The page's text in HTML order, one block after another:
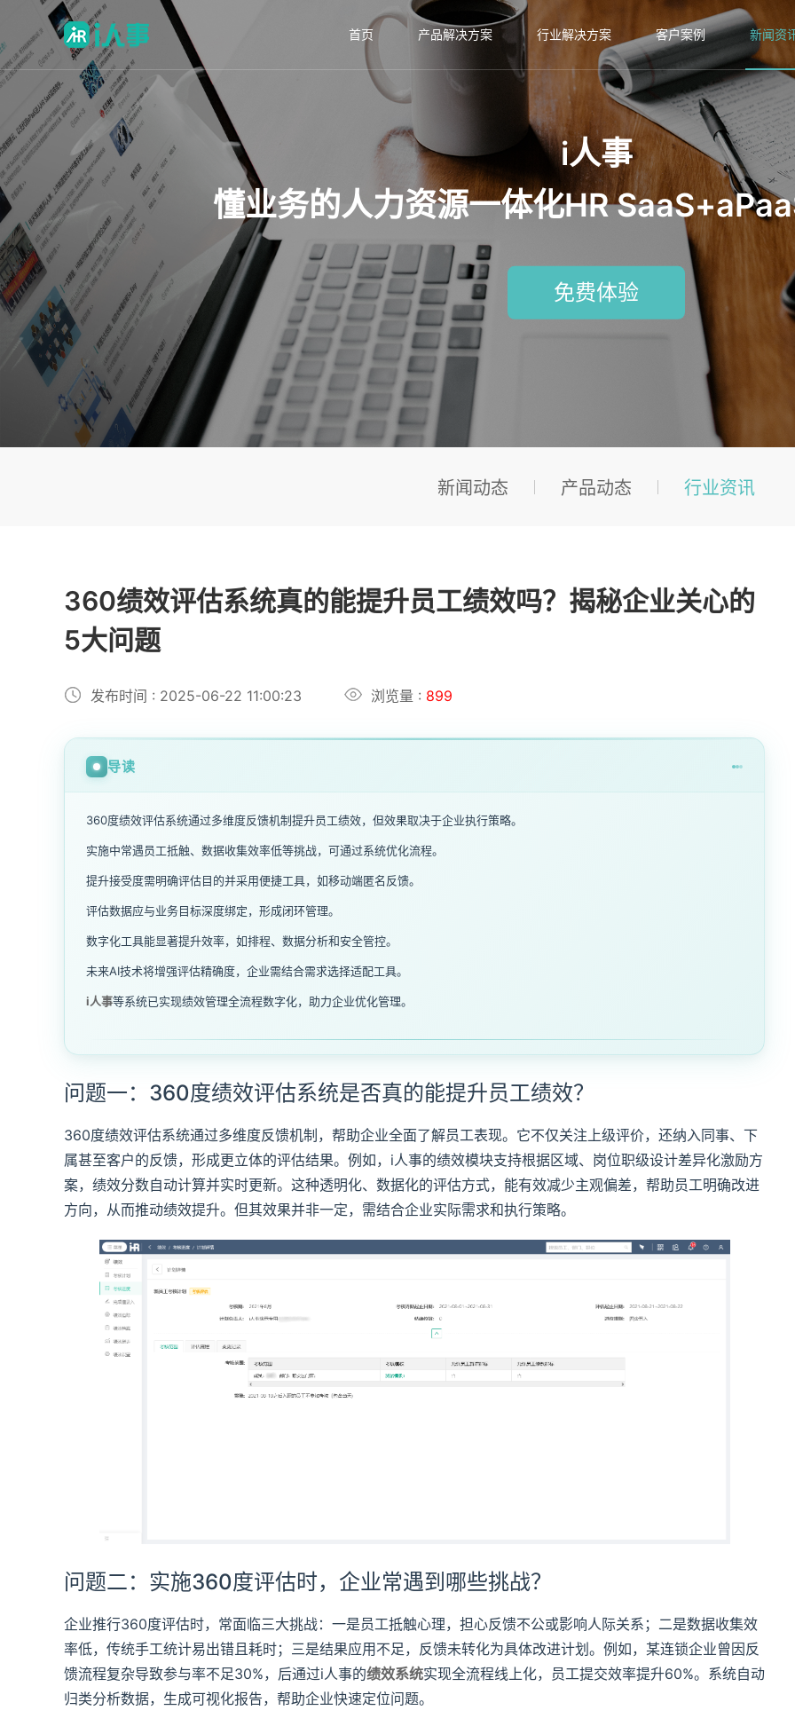
首页 产品解决方案 行业解决方案 客户案例 新闻资
i人事
懂业务的人力资源一体化HR
免费体验
新闻动态 产品动态 行业资讯
360绩效评估系统真的能提升员工绩效吗？揭秘企业关心的
5大问题
发布时间 : 2025-06-22 11:00:23 浏览量 : 899
导读
360度绩效评估系统通过多维度反馈机制提升员工绩效，但效果取决于企业执行策略。
实施中常遇员工抵触、数据收集效率低等挑战，可通过系统优化流程。
提升接受度需明确评估目的并采用便捷工具，如移动端匿名反馈。
评估数据应与业务目标深度绑定，形成闭环管理。
数字化工具能显著提升效率，如排程、数据分析和安全管控。
未来AI技术将增强评估精确度，企业需结合需求选择适配工具。
i人事等系统已实现绩效管理全流程数字化，助力企业优化管理。
问题一：360度绩效评估系统是否真的能提升员工绩效？
360度绩效评估系统通过多维度反馈机制，帮助企业全面了解员工表现。它不仅关注上级评价，还纳入同事、下
属甚至客户的反馈，形成更立体的评估结果。例如，i人事的绩效模块支持根据区域、岗位职级设计差异化激励方
案，绩效分数自动计算并实时更新。这种透明化、数据化的评估方式，能有效减少主观偏差，帮助员工明确改进
方向，从而推动绩效提升。但其效果并非一定，需结合企业实际需求和执行策略。
问题二：实施360度评估时，企业常遇到哪些挑战？
企业推行360度评估时，常面临三大挑战：一是员工抵触心理，担心反馈不公或影响人际关系；二是数据收集效
率低，传统手工统计易出错且耗时；三是结果应用不足，反馈未转化为具体改进计划。例如，某连锁企业曾因反
馈流程复杂导致参与率不足30%，后通过i人事的绩效系统实现全流程线上化，员工提交效率提升60%。系统自动
归类分析数据，生成可视化报告，帮助企业快速定位问题。